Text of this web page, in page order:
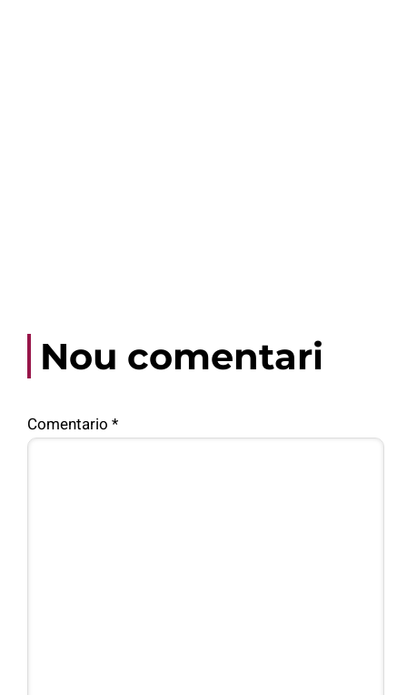
Nou comentari
Comentario *